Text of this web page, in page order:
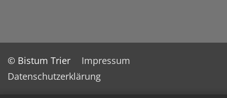
© Bistum Trier
Impressum
Datenschutzerklärung